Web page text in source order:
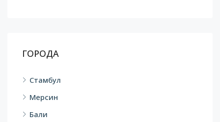
ГОРОДА
Стамбул
Мерсин
Бали